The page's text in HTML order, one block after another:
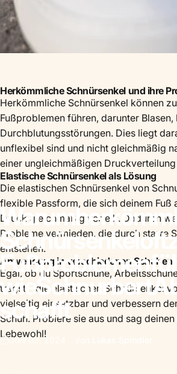
Warum
Schnürsenkeloft
Fußproblemen
wieSchnurbert
schafft
Juni 03, 2024
Herkömmliche Schnürsenkel und ihre
Herkömmliche Schnürsenkel können
Fußproblemen führen, darunter
Durchblutungsstörungen. Dies liegt
unflexibel sind und nicht gleichmäßig
einer ungleichmäßigen
Elastische Schnürsenkel als Lösung
Die elastischen Schnürsenkel von
flexible Passform, die sich deinem Fuß
Druck gleichmäßig verteilt. Dadurch
Probleme vermieden, die durch starre
entstehen.
Anwendung in verschiedenen Schuhen
Egal, ob du Sportschuhe,
trägst – die elastischen Schnürsenkel
vielseitig einsetzbar und verbessern
Schuh. Probiere sie aus und sag
Lebewohl!